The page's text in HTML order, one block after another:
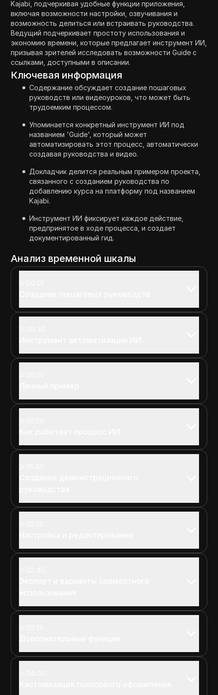
Kajabi, подчеркивая удобные функции приложения,
включая возможности настройки, озвучивания и
возможность делиться или встраивать руководства.
Ведущий подчеркивает простоту использования и
экономию времени, которые предлагает инструмент ИИ,
призывая зрителей исследовать возможности Guide с
ссылками, доступными в описании.
Ключевая информация
Содержание обсуждает создание пошаговых
руководств или видеоуроков, что может быть
трудоемким процессом.
Упоминается конкретный инструмент ИИ под
названием 'Guide', который может
автоматизировать этот процесс, автоматически
создавая руководства и видео.
Докладчик делится реальным примером проекта,
связанного с созданием руководства по
добавлению курса на платформу под названием
Kajabi.
Инструмент ИИ фиксирует каждое действие,
предпринятое в ходе процесса, и создает
документированный гид.
Анализ временной шкалы